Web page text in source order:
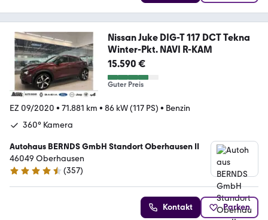
Nissan Juke DIG-T 117 DCT Tekna
Winter-Pkt. NAVI R-KAM
15.590 €
Guter Preis
EZ 09/2020 • 71.881 km • 86 kW (117 PS) • Benzin
360° Kamera
Autohaus BERNDS GmbH Standort Oberhausen II
46049 Oberhausen
4.7 Sterne
(357)
Kontakt Parken